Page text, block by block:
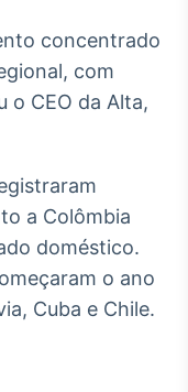
e
de
e
concentrado
com
o CEO da Alta,
a Colômbia
doméstico.
o ano
Cuba e Chile.